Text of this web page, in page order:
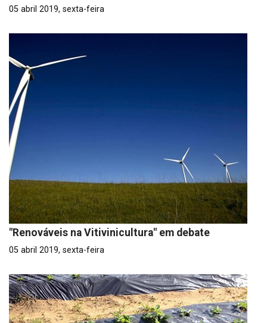
05 abril 2019, sexta-feira
"Renováveis na Vitivinicultura" em debate
05 abril 2019, sexta-feira